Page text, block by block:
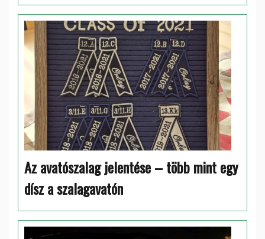
Az avatószalag jelentése – több mint egy
dísz a szalagavatón